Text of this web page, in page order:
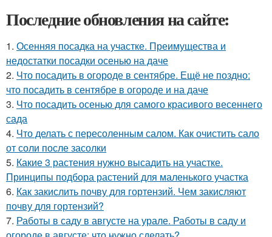
Последние обновления на сайте:
1. Осенняя посадка на участке. Преимущества и
недостатки посадки осенью на даче
2. Что посадить в огороде в сентябре. Ещё не поздно:
что посадить в сентябре в огороде и на даче
3. Что посадить осенью для самого красивого весеннего
сада
4. Что делать с пересоленным салом. Как очистить сало
от соли после засолки
5. Какие 3 растения нужно высадить на участке.
Принципы подбора растений для маленького участка
6. Как закислить почву для гортензий. Чем закисляют
почву для гортензий?
7. Работы в саду в августе на урале. Работы в саду и